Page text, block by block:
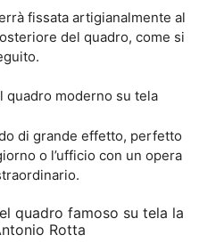
fissata artigianalmente al
del quadro, come si
di grande effetto, perfetto
o l’ufficio con un opera
quadro famoso su tela la
Rotta